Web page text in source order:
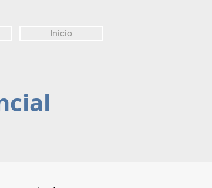
Inicio